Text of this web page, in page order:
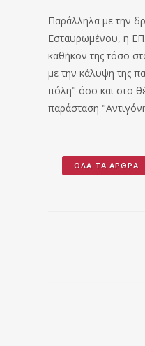
Παράλληλα με την
Εσταυρωμένου, η
καθήκον της τόσο
με την κάλυψη της
πόλη" όσο και στο
παράσταση
ΌΛΑ ΤΑ ΆΡΘΡΑ